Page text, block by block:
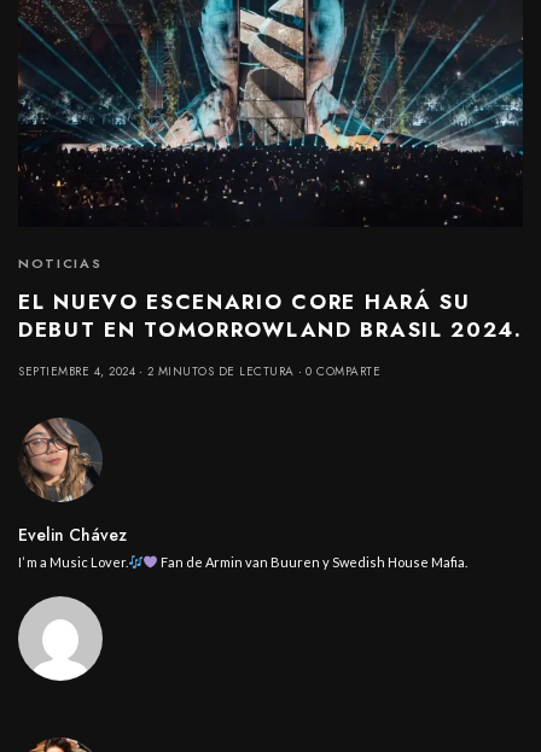
NOTICIAS
EL NUEVO ESCENARIO CORE HARÁ SU
DEBUT EN TOMORROWLAND BRASIL 2024.
SEPTIEMBRE 4, 2024 2 MINUTOS DE LECTURA 0 COMPARTE
Evelin Chávez
I’ m a Music Lover. Fan de Armin van Buuren y Swedish House Mafia.